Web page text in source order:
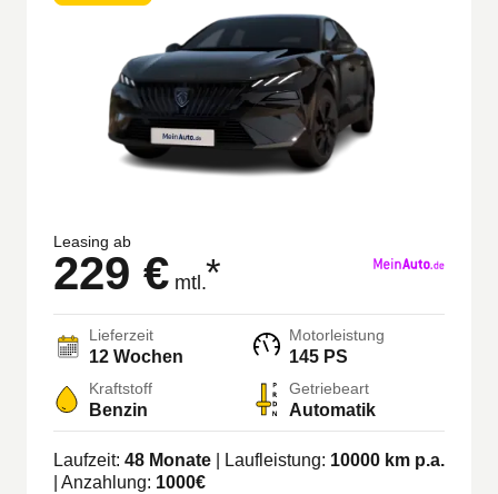
Leasing ab
229 € mtl.*
Lieferzeit
12 Wochen
Motorleistung
145 PS
Kraftstoff
Benzin
Getriebeart
Automatik
Laufzeit: 48 Monate | Laufleistung: 10000 km p.a.
| Anzahlung: 1000€